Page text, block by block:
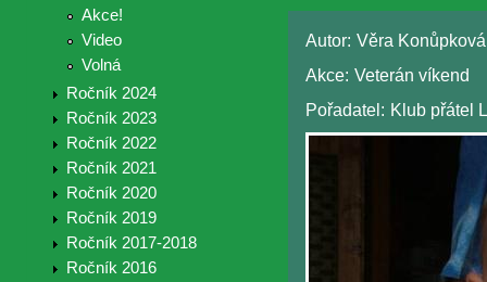
Akce!
Video
Volná
Ročník 2024
Ročník 2023
Ročník 2022
Ročník 2021
Ročník 2020
Ročník 2019
Ročník 2017-2018
Ročník 2016
Autor: Věra Konůpková
Akce: Veterán víkend
Pořadatel: Klub přátel